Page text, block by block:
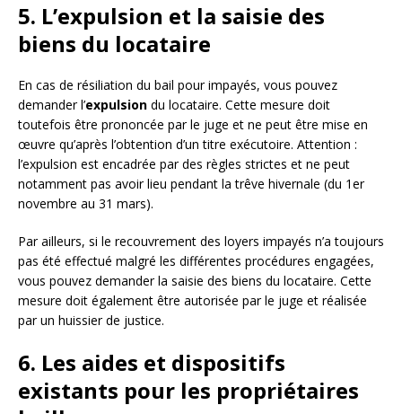
5. L’expulsion et la saisie des
biens du locataire
En cas de résiliation du bail pour impayés, vous pouvez
demander l’expulsion du locataire. Cette mesure doit
toutefois être prononcée par le juge et ne peut être mise en
œuvre qu’après l’obtention d’un titre exécutoire. Attention :
l’expulsion est encadrée par des règles strictes et ne peut
notamment pas avoir lieu pendant la trêve hivernale (du 1er
novembre au 31 mars).
Par ailleurs, si le recouvrement des loyers impayés n’a toujours
pas été effectué malgré les différentes procédures engagées,
vous pouvez demander la saisie des biens du locataire. Cette
mesure doit également être autorisée par le juge et réalisée
par un huissier de justice.
6. Les aides et dispositifs
existants pour les propriétaires